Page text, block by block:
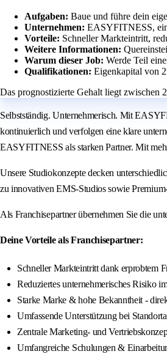
Aufgaben: Baue und führe dein
Unternehmen: EASYFITNESS,
Vorteile: Schneller Markteintritt,
Weitere Informationen:
Warum dieser Job: Werde Teil
Qualifikationen: Eigenkapital von
Das prognostizierte Gehalt liegt zwischen
Selbstständig. Unternehmerisch. Mit
kontinuierlich und verfolgen eine klare
EASYFITNESS als starken Partner. Mit
Unsere Studiokonzepte decken
zu innovativen EMS-Studios sowie
Als Franchisepartner übernehmen Sie die
Deine Vorteile als Franchisepartner:
Schneller Markteintritt dank erprobtem
Reduziertes unternehmerisches Risiko
Starke Marke & hohe Bekanntheit -
Umfassende Unterstützung bei
Zentrale Marketing- und
Umfangreiche Schulungen &